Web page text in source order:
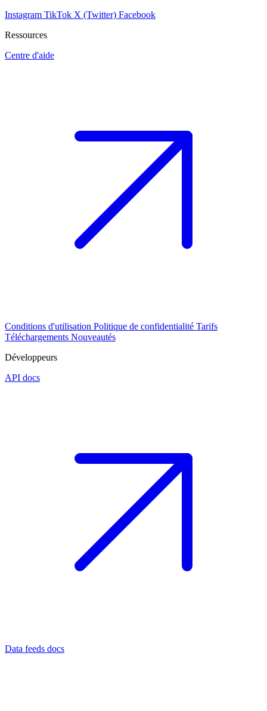
Instagram TikTok X (Twitter) Facebook
Ressources
Centre d'aide
Conditions d'utilisation Politique de confidentialité Tarifs
Téléchargements Nouveautés
Développeurs
API docs
Data feeds docs